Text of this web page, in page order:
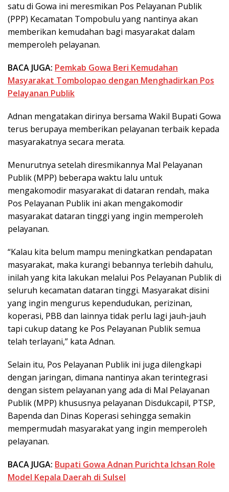
satu di Gowa ini meresmikan Pos Pelayanan Publik
(PPP) Kecamatan Tompobulu yang nantinya akan
memberikan kemudahan bagi masyarakat dalam
memperoleh pelayanan.
BACA JUGA: Pemkab Gowa Beri Kemudahan
Masyarakat Tombolopao dengan Menghadirkan Pos
Pelayanan Publik
Adnan mengatakan dirinya bersama Wakil Bupati Gowa
terus berupaya memberikan pelayanan terbaik kepada
masyarakatnya secara merata.
Menurutnya setelah diresmikannya Mal Pelayanan
Publik (MPP) beberapa waktu lalu untuk
mengakomodir masyarakat di dataran rendah, maka
Pos Pelayanan Publik ini akan mengakomodir
masyarakat dataran tinggi yang ingin memperoleh
pelayanan.
“Kalau kita belum mampu meningkatkan pendapatan
masyarakat, maka kurangi bebannya terlebih dahulu,
inilah yang kita lakukan melalui Pos Pelayanan Publik di
seluruh kecamatan dataran tinggi. Masyarakat disini
yang ingin mengurus kependudukan, perizinan,
koperasi, PBB dan lainnya tidak perlu lagi jauh-jauh
tapi cukup datang ke Pos Pelayanan Publik semua
telah terlayani,” kata Adnan.
Selain itu, Pos Pelayanan Publik ini juga dilengkapi
dengan jaringan, dimana nantinya akan terintegrasi
dengan sistem pelayanan yang ada di Mal Pelayanan
Publik (MPP) khususnya pelayanan Disdukcapil, PTSP,
Bapenda dan Dinas Koperasi sehingga semakin
mempermudah masyarakat yang ingin memperoleh
pelayanan.
BACA JUGA: Bupati Gowa Adnan Purichta Ichsan Role
Model Kepala Daerah di Sulsel